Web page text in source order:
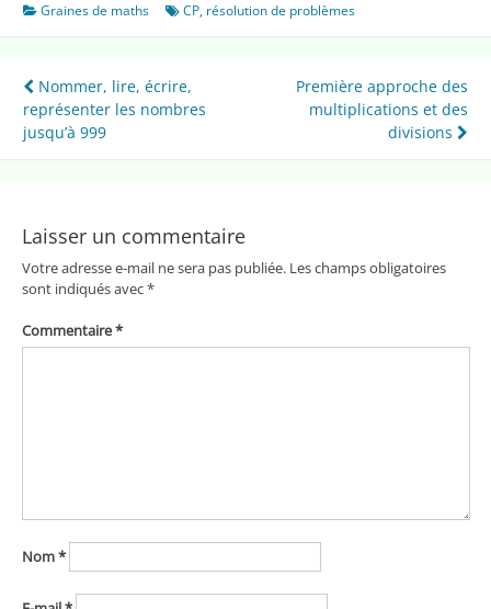
Graines de maths CP, résolution de problèmes
Navigation
de
l’article
Nommer, lire, écrire,
représenter les nombres
jusqu’à 999
Première approche des
multiplications et des
divisions
Laisser un commentaire
Votre adresse e-mail ne sera pas publiée. Les champs obligatoires
sont indiqués avec*
Commentaire*
Nom*